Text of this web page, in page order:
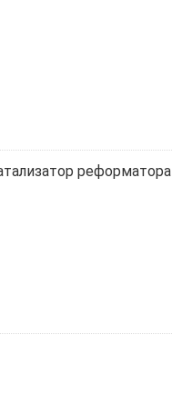
реформатора